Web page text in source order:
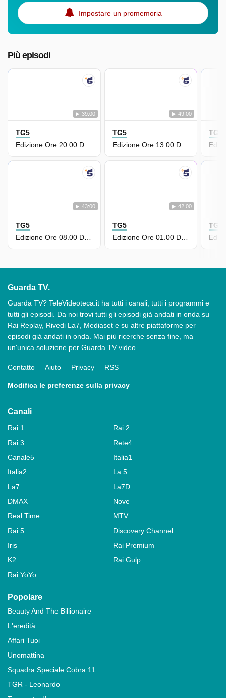
Impostare un promemoria
Più episodi
39:00
TG5
Edizione Ore 20.00 Del 10 Luglio
49:00
TG5
Edizione Ore 13.00 Del 10 Luglio
43:00
TG5
42:00
TG5
Edizione Ore 01.00 Del 9 Luglio
TG5
TG5
Guarda TV.
Guarda TV? TeleVideoteca.it ha tutti i canali, tutti i programmi e
tutti gli episodi. Da noi trovi tutti gli episodi già andati in onda su
Rai Replay, Rivedi La7, Mediaset e su altre piattaforme per
episodi già andati in onda. Mai più ricerche senza fine, ma
un'unica soluzione per Guarda TV video.
Contatto Aiuto Privacy RSS
Modifica le preferenze sulla privacy
Canali
Rai 1
Rai 2
Rai 3
Rete4
Canale5
Italia1
Italia2
La 5
La7
La7D
DMAX
Nove
Real Time
MTV
Rai 5
Discovery Channel
Iris
Rai Premium
K2
Rai Gulp
Rai YoYo
Popolare
Beauty And The Billionaire
L'eredità
Affari Tuoi
Unomattina
Squadra Speciale Cobra 11
TGR - Leonardo